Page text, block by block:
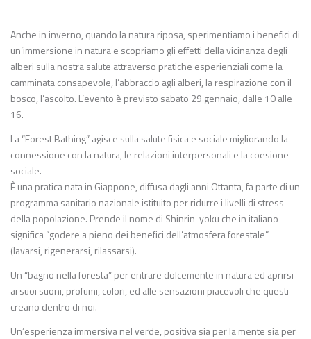
Anche in inverno, quando la natura riposa, sperimentiamo i benefici di
un’immersione in natura e scopriamo gli effetti della vicinanza degli
alberi sulla nostra salute attraverso pratiche esperienziali come la
camminata consapevole, l’abbraccio agli alberi, la respirazione con il
bosco, l’ascolto. L’evento è previsto sabato 29 gennaio, dalle 10 alle
16.
La “Forest Bathing” agisce sulla salute fisica e sociale migliorando la
connessione con la natura, le relazioni interpersonali e la coesione
sociale.
È una pratica nata in Giappone, diffusa dagli anni Ottanta, fa parte di un
programma sanitario nazionale istituito per ridurre i livelli di stress
della popolazione. Prende il nome di Shinrin-yoku che in italiano
significa “godere a pieno dei benefici dell’atmosfera forestale”
(lavarsi, rigenerarsi, rilassarsi).
Un “bagno nella foresta” per entrare dolcemente in natura ed aprirsi
ai suoi suoni, profumi, colori, ed alle sensazioni piacevoli che questi
creano dentro di noi.
Un’esperienza immersiva nel verde, positiva sia per la mente sia per